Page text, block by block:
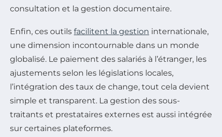
consultation et la gestion documentaire.
Enfin, ces outils facilitent la gestion internationale,
une dimension incontournable dans un monde
globalisé. Le paiement des salariés à l’étranger, les
ajustements selon les législations locales,
l’intégration des taux de change, tout cela devient
simple et transparent. La gestion des sous-
traitants et prestataires externes est aussi intégrée
sur certaines plateformes.